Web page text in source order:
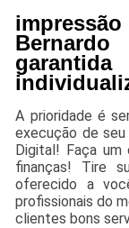
A prioridade é
execução de
Digital! Faça um
finanças! Tire
oferecido a
profissionais do
clientes bons